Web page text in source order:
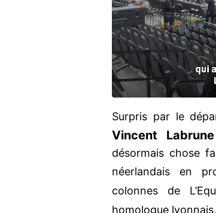
Surpris par le
Vincent Labrune
désormais chose
néerlandais en
colonnes de
homologue lyonnais,